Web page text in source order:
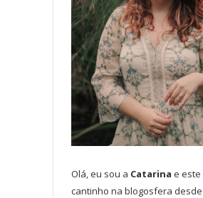
Olá, eu sou a Catarina e este
cantinho na blogosfera desde